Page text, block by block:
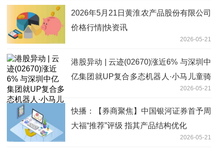
2026年5月21日黄淮农产品股份有限公司
价格行情|快资讯
2026-05-21
港股异动 | 云迹(02670)涨近6% 与深圳中
亿集团就UP复合多态机器人·小马儿童骑
2026-05-21
快播：【券商聚焦】中国银河证券首予周
大福“推荐”评级 指其产品结构优化
2026-05-21